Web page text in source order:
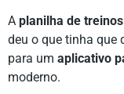
A planilha de
deu o que tinha que
para um aplicativo
moderno.